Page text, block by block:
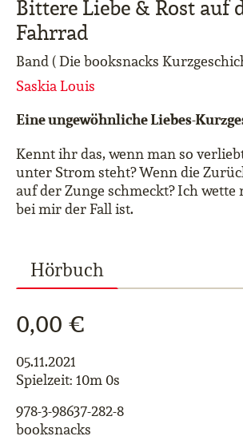
Bittere Liebe & Rost auf
Fahrrad
Band ( Die booksnacks
Saskia Louis
Eine ungewöhnliche Liebes-
Kennt ihr das, wenn man so
unter Strom steht? Wenn die
auf der Zunge schmeckt? Ich wette
bei mir der Fall ist.
Hörbuch
0,00 €
05.11.2021
Spielzeit: 10m 0s
978-3-98637-282-8
booksnacks